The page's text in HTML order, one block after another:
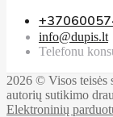
info@dupis.lt
Telefonu
2026 © Visos teisės
autorių sutikimo
Elektroninių